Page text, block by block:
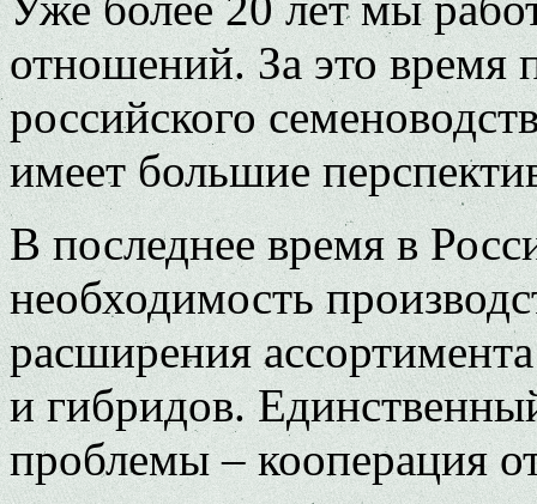
отношений. За это время
российского
имеет большие
В последнее время в
необходимость
расширения
и гибридов.
проблемы – кооперация